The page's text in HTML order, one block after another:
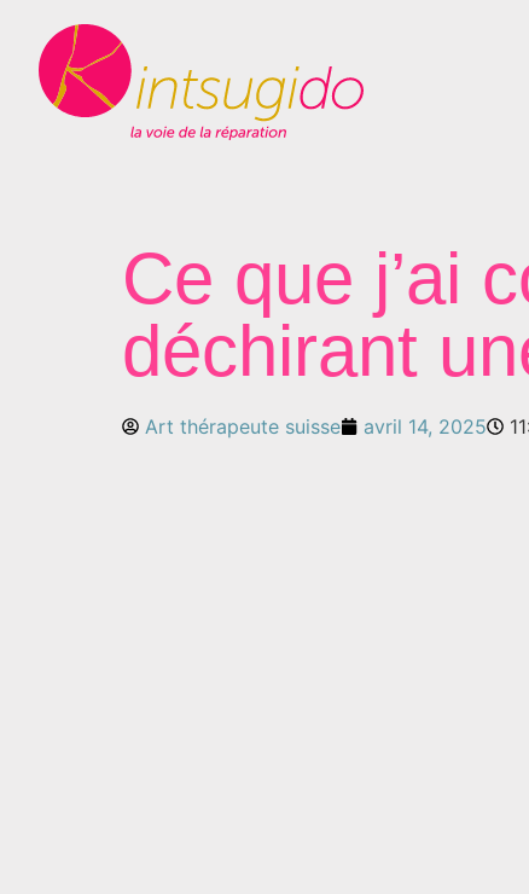
Ce que j’ai
déchirant
Art thérapeute suisse avril 14, 2025